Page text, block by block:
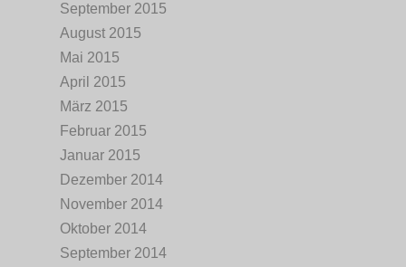
September 2015
August 2015
Mai 2015
April 2015
März 2015
Februar 2015
Januar 2015
Dezember 2014
November 2014
Oktober 2014
September 2014